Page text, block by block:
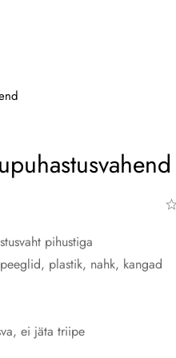
pihustiga
plastik, nahk, kangad
ei jäta triipe